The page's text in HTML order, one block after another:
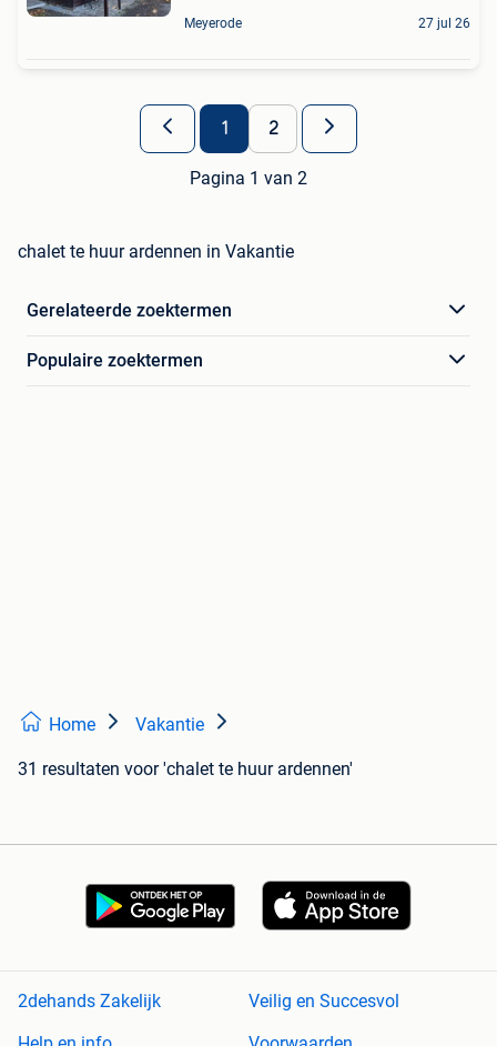
Meyerode 27 jul 26
1 2
Pagina 1 van 2
chalet te huur ardennen in Vakantie
Gerelateerde zoektermen
Populaire zoektermen
Home Vakantie
31 resultaten voor 'chalet te huur ardennen'
2dehands Zakelijk
Veilig en Succesvol